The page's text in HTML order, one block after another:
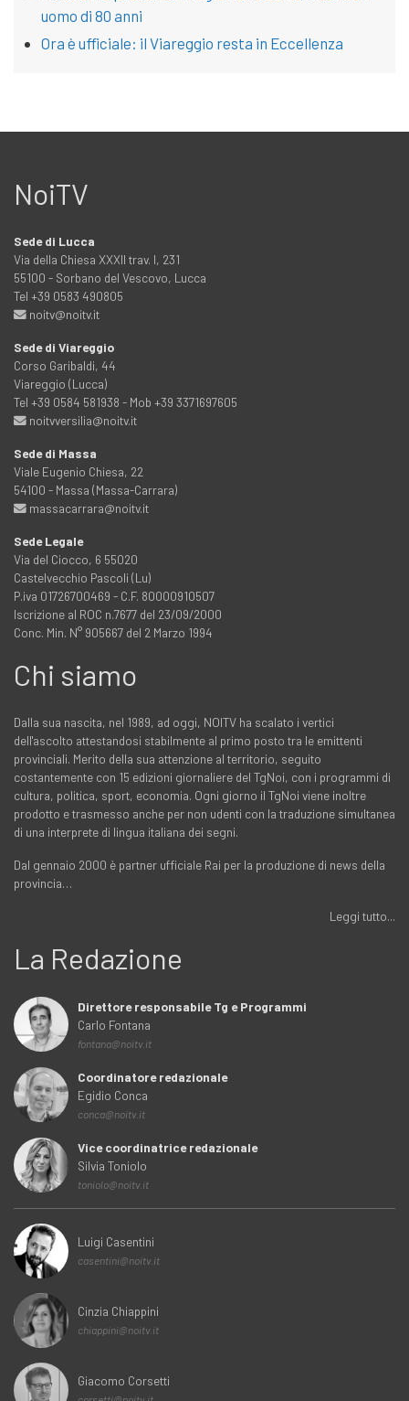
uomo di 80 anni
Ora è ufficiale: il Viareggio resta in Eccellenza
NoiTV
Sede di Lucca
Via della Chiesa XXXII trav. I, 231
55100 - Sorbano del Vescovo, Lucca
Tel +39 0583 490805
noitv@noitv.it
Sede di Viareggio
Corso Garibaldi, 44
Viareggio (Lucca)
Tel +39 0584 581938 - Mob +39 3371697605
noitvversilia@noitv.it
Sede di Massa
Viale Eugenio Chiesa, 22
54100 - Massa (Massa-Carrara)
massacarrara@noitv.it
Sede Legale
Via del Ciocco, 6 55020
Castelvecchio Pascoli (Lu)
P.iva 01726700469 - C.F. 80000910507
Iscrizione al ROC n.7677 del 23/09/2000
Conc. Min. N° 905667 del 2 Marzo 1994
Chi siamo
Dalla sua nascita, nel 1989, ad oggi, NOITV ha scalato i vertici
dell'ascolto attestandosi stabilmente al primo posto tra le emittenti
provinciali. Merito della sua attenzione al territorio, seguito
costantemente con 15 edizioni giornaliere del TgNoi, con i programmi di
cultura, politica, sport, economia. Ogni giorno il TgNoi viene inoltre
prodotto e trasmesso anche per non udenti con la traduzione simultanea
di una interprete di lingua italiana dei segni.
Dal gennaio 2000 è partner ufficiale Rai per la produzione di news della
provincia…
Leggi tutto...
La Redazione
Direttore responsabile Tg e Programmi
Carlo Fontana
fontana@noitv.it
Coordinatore redazionale
Egidio Conca
conca@noitv.it
Vice coordinatrice redazionale
Silvia Toniolo
toniolo@noitv.it
Luigi Casentini
casentini@noitv.it
Cinzia Chiappini
chiappini@noitv.it
Giacomo Corsetti